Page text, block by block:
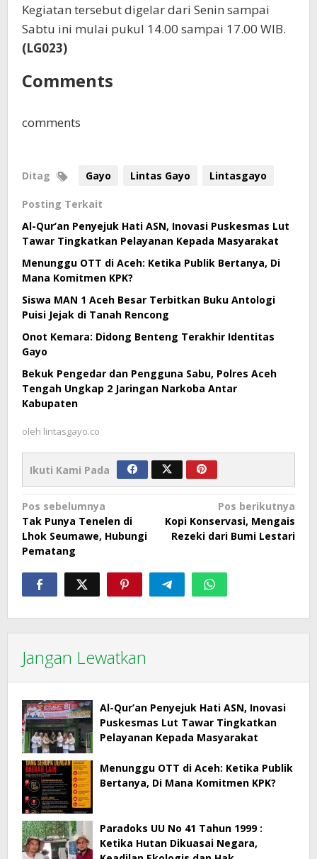
Kegiatan tersebut digelar dari Senin sampai
Sabtu ini mulai pukul 14.00 sampai 17.00 WIB.
(LG023)
Comments
comments
Ditag Gayo Lintas Gayo Lintasgayo
Posting Terkait
Al-Qur’an Penyejuk Hati ASN, Inovasi Puskesmas Lut
Tawar Tingkatkan Pelayanan Kepada Masyarakat
Menunggu OTT di Aceh: Ketika Publik Bertanya, Di
Mana Komitmen KPK?
Siswa MAN 1 Aceh Besar Terbitkan Buku Antologi
Puisi Jejak di Tanah Rencong
Onot Kemara: Didong Benteng Terakhir Identitas
Gayo
Bekuk Pengedar dan Pengguna Sabu, Polres Aceh
Tengah Ungkap 2 Jaringan Narkoba Antar
Kabupaten
oleh lintasgayo.co
Ikuti Kami Pada
Navigasi
pos
Pos sebelumnya
Tak Punya Tenelen di
Lhok Seumawe, Hubungi
Pematang
Pos berikutnya
Kopi Konservasi, Mengais
Rezeki dari Bumi Lestari
Jangan Lewatkan
Al-Qur’an Penyejuk Hati ASN, Inovasi
Puskesmas Lut Tawar Tingkatkan
Pelayanan Kepada Masyarakat
Menunggu OTT di Aceh: Ketika Publik
Bertanya, Di Mana Komitmen KPK?
Paradoks UU No 41 Tahun 1999 :
Ketika Hutan Dikuasai Negara,